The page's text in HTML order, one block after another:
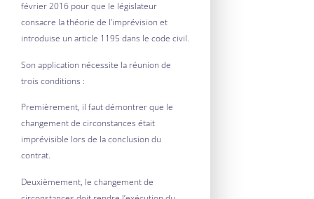
février 2016 pour que le législateur
consacre la théorie de l’imprévision et
introduise un article 1195 dans le code civil.
Son application nécessite la réunion de
trois conditions :
Premièrement, il faut démontrer que le
changement de circonstances était
imprévisible lors de la conclusion du
contrat.
Deuxièmement, le changement de